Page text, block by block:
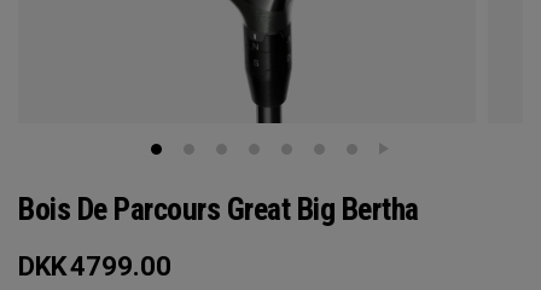
Bois De Parcours Great Big Bertha
DKK4799.00